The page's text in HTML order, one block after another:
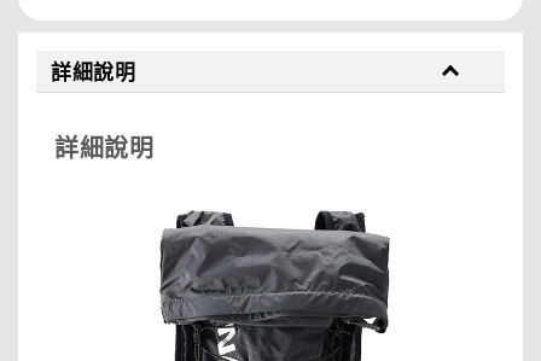
詳細說明
詳細說明